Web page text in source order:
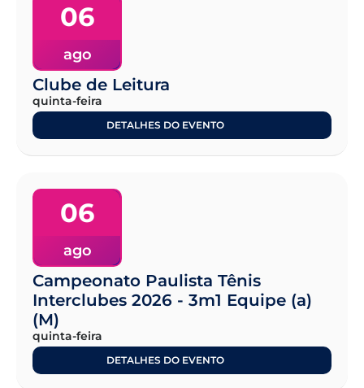
06
ago
Clube de Leitura
quinta-feira
DETALHES DO EVENTO
06
ago
Campeonato Paulista Tênis
Interclubes 2026 - 3m1 Equipe (a)
(M)
quinta-feira
DETALHES DO EVENTO